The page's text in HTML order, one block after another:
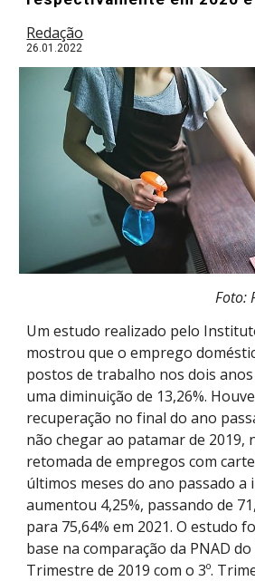
Redação
26.01.2022
Foto:
Um estudo realizado pelo
mostrou que o emprego
postos de trabalho nos dois
uma diminuição de 13,26%.
recuperação no final do ano
não chegar ao patamar de 2019,
retomada de empregos com
últimos meses do ano passado a
aumentou 4,25%, passando de
para 75,64% em 2021. O estudo
base na comparação da PNAD do
Trimestre de 2019 com o 3º.